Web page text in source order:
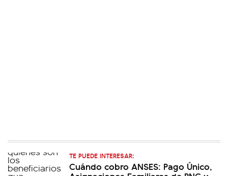
TE PUEDE INTERESAR:
Cuándo cobro ANSES: Pago Único,